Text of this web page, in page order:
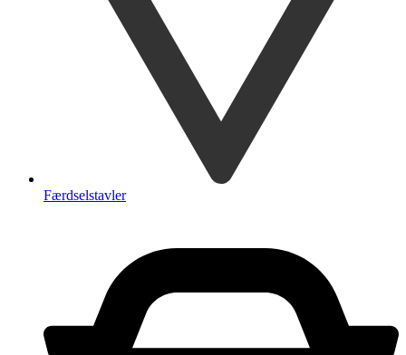
Færdselstavler